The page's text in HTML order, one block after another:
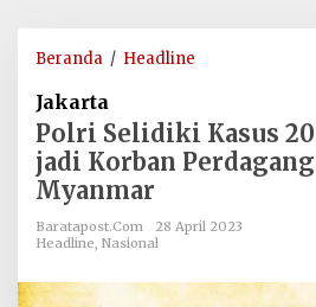
Beranda / Headline
20
WNI
Jakarta
Polri Selidiki Kasus
jadi Korban
Myanmar
Baratapost.com
28 April 2023
Headline, Nasional